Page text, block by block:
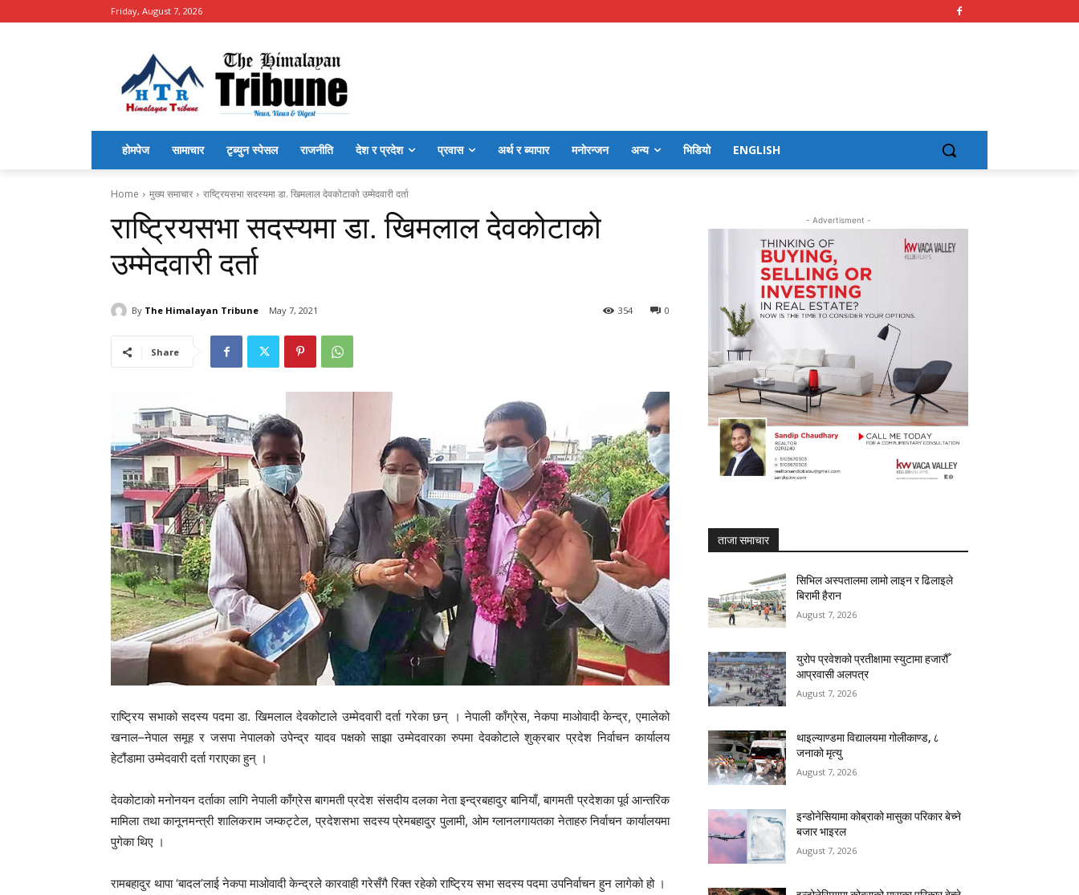
Friday, August 7, 2026
होमपेज सामाचार टृब्युन स्पेसल राजनीति देश र प्रदेश प्रवास अर्थ र ब्यापार मनोरन्जन अन्य भिडियो ENGLISH
Home मुख्य समाचार राष्ट्रियसभा सदस्यमा डा. खिमलाल देवकोटाको उम्मेदवारी दर्ता
राष्ट्रियसभा सदस्यमा डा. खिमलाल देवकोटाको
उम्मेदवारी दर्ता
By The Himalayan Tribune May 7, 2021 0
354
Share
राष्ट्रिय सभाको सदस्य पदमा डा. खिमलाल देवकोटाले उम्मेदवारी दर्ता गरेका छन् । नेपाली काँग्रेस, नेकपा माओवादी केन्द्र, एमालेको
खनाल–नेपाल समूह र जसपा नेपालको उपेन्द्र यादव पक्षको साझा उम्मेदवारका रुपमा देवकोटाले शुक्रबार प्रदेश निर्वाचन कार्यालय
हेटौंडामा उम्मेदवारी दर्ता गराएका हुन् ।
देवकोटाको मनोनयन दर्ताका लागि नेपाली काँग्रेस बागमती प्रदेश संसदीय दलका नेता इन्द्रबहादुर बानियाँ, बागमती प्रदेशका पूर्व आन्तरिक
मामिला तथा कानूनमन्त्री शालिकराम जम्कट्टेल, प्रदेशसभा सदस्य प्रेमबहादुर पुलामी, ओम ग्लानलगायतका नेताहरु निर्वाचन कार्यालयमा
पुगेका थिए ।
रामबहादुर थापा ‘बादल’लाई नेकपा माओवादी केन्द्रले कारवाही गरेसँगै रिक्त रहेको राष्ट्रिय सभा सदस्य पदमा उपनिर्वाचन हुन लागेको हो ।
- Advertisment -
ताजा समाचार
सिभिल अस्पतालमा लामो लाइन र ढिलाइले
बिरामी हैरान
August 7, 2026
युरोप प्रवेशको प्रतीक्षामा स्युटामा हजारौँ
आप्रवासी अलपत्र
August 7, 2026
थाइल्याण्डमा विद्यालयमा गोलीकाण्ड, ८
जनाको मृत्यु
August 7, 2026
इन्डोनेसियामा कोब्राको मासुका परिकार बेच्ने
बजार भाइरल
August 7, 2026